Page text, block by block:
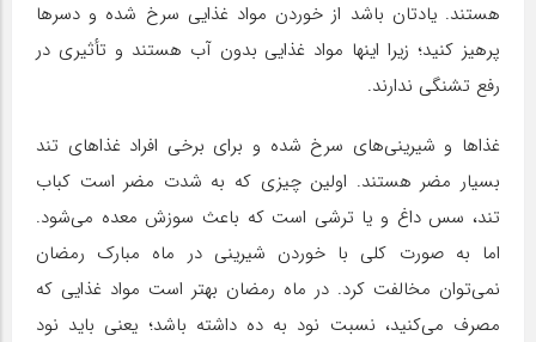
هستند. یادتان باشد از خوردن مواد غذایی سرخ شده و دسرها
پرهیز کنید؛ زیرا اینها مواد غذایی بدون آب هستند و تأثیری در
رفع تشنگی ندارند.
غذاها و شیرینی‌های سرخ شده و برای برخی افراد غذاهای تند
بسیار مضر هستند. اولین چیزی که به شدت مضر است کباب
تند، سس داغ و یا ترشی است که باعث سوزش معده می‌شود.
اما به صورت کلی با خوردن شیرینی در ماه مبارک رمضان
نمی‌توان مخالفت کرد. در ماه رمضان بهتر است مواد غذایی که
مصرف می‌کنید، نسبت نود به ده داشته باشد؛ یعنی باید نود